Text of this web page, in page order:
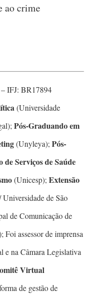
ao crime
IFJ: BR17894
(Universidade
Pós-Graduando em
(Unyleya); Pós-
Serviços de Saúde
(Unicesp); Extensão
de São
de Comunicação de
assessor de imprensa
e na Câmara Legislativa
Virtual
de gestão de